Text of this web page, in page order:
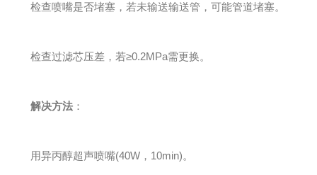
检查喷嘴是否堵塞，若未输送输送管，可能管道堵塞。
检查过滤芯压差，若≥0.2MPa需更换。
解决方法 ：
用异丙醇超声喷嘴(40W，10min)。